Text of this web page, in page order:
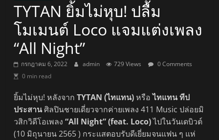
TYTAN ยิ้มไม่หุบ! ปลื้ม
โมเมนต์ Loco แจมแต่งเพลง
“All Night”
กรกฎาคม 6, 2022 admin 729 Views
0 Comments
0 min read
ยิ้มไม่หุบ! หลังจาก TYTAN (ไทแทน) หรือไทแทน ทีป
ประสานศิลปินชายเดี่ยวจากค่ายเพลง 411 Music ปล่อยมิ
วสิกวิดีโอเพลง“All Night” (feat. Loco)ไปในวันเดบิวต์
(10 มิถุนายน 2565 ) กระแสตอบรับดีเยี่ยมจนแฟน ๆ แห่